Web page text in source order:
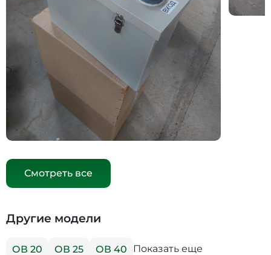
Смотреть все
Другие модели
ОВ 20 ОВ 25 ОВ 40 Показать еще